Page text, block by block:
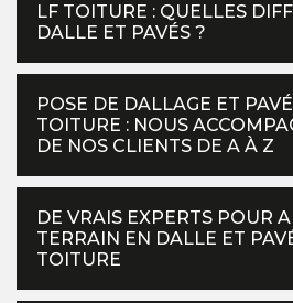
LF TOITURE : QUELLES
DALLE ET PAVÉS ?
POSE DE DALLAGE ET
TOITURE : NOUS
DE NOS CLIENTS DE A À Z
DE VRAIS EXPERTS POUR
TERRAIN EN DALLE ET
TOITURE